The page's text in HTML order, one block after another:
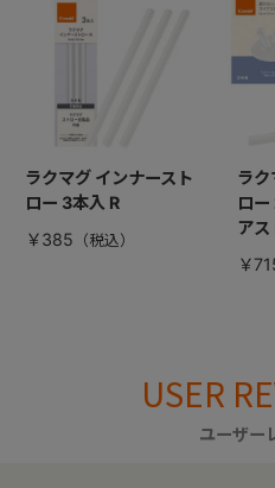
ラクマグ インナースト
ロー 3本入 R
￥385
ラク
ロ
アス
￥
USER
ユーザー